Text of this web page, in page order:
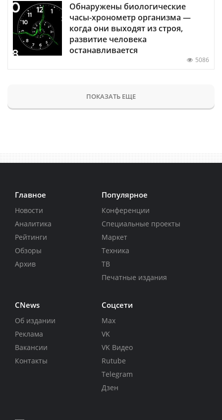
Обнаружены биологические
часы-хронометр организма —
когда они выходят из строя,
развитие человека
останавливается
5086
ПОКАЗАТЬ ЕЩЕ
Главное
Новости
Аналитика
Рейтинги
Обзоры
Архив
Популярное
Конференции
Специальные проекты
Маркет
Техника
ТВ
Печатные издания
CNews
Об издании
Реклама
Вакансии
Контакты
Соцсети
Max
VK
VK Видео
Rutube
Telegram
Дзен